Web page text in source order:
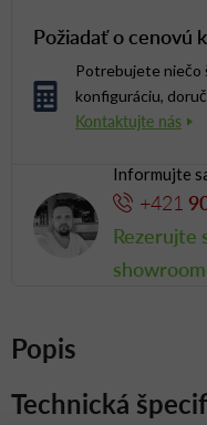
Požiadať o cenovú
Potrebujete niečo
konfiguráciu,
Informujte
+421
Rezerujte
Popis
Technická